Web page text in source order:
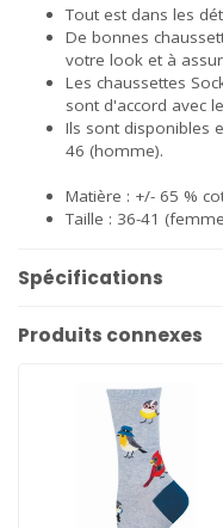
Tout est dans les
De bonnes
votre look et à
Les chaussettes
sont d'accord avec
Ils sont disponibles
46 (homme).
Matière : +/- 65 %
Taille : 36-41
Spécifications
Produits connexes